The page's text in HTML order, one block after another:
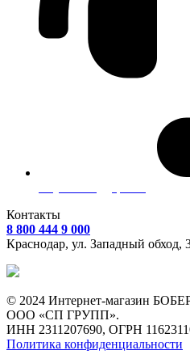
Контакты
8 800 444 9 000
Краснодар, ул. Западный обход,
© 2024 Интернет-магазин
ООО «СП ГРУПП».
ИНН 2311207690, ОГРН
Политика конфиденциальности